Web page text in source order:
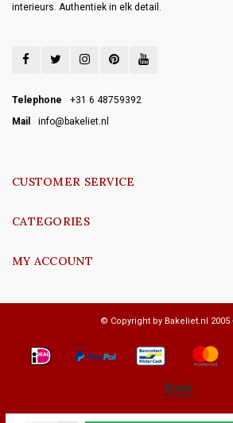
interieurs. Authentiek in elk detail.
Telephone
+31 6 48759392
Mail
info@bakeliet.nl
CUSTOMER SERVICE
CATEGORIES
MY ACCOUNT
© Copyright by Bakeliet.nl 2005